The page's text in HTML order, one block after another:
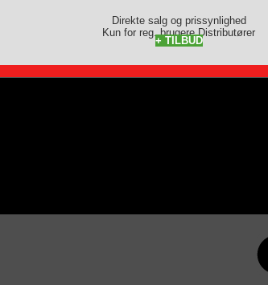
Direkte salg og prissynlighed
Kun for reg. brugere Distributører
+ TILBUD